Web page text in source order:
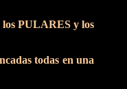
PULARES y los
todas en una